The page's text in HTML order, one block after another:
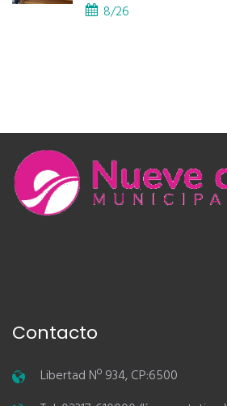
8/26
Contacto
Libertad Nº 934, CP:6500